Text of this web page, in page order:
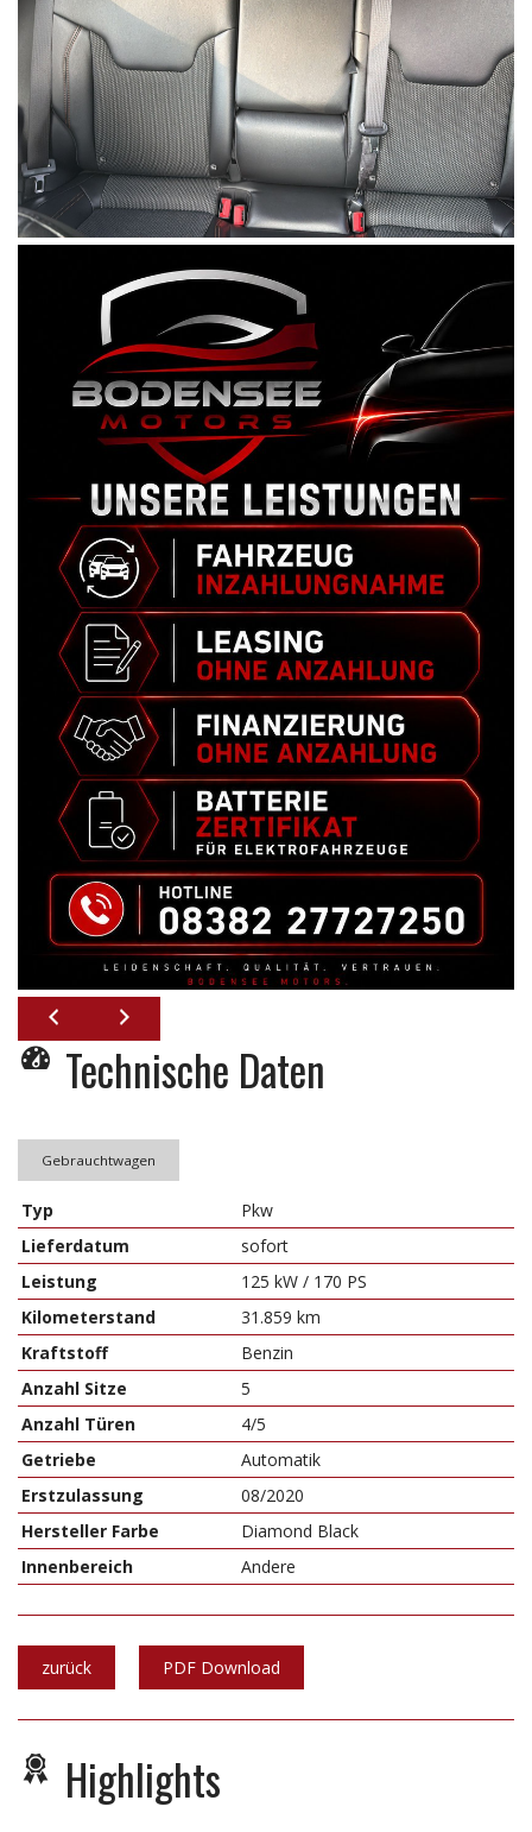
Technische Daten
Gebrauchtwagen
Typ
Pkw
Lieferdatum
sofort
Leistung
125 kW / 170 PS
Kilometerstand
31.859 km
Kraftstoff
Benzin
Anzahl Sitze
5
Anzahl Türen
4/5
Getriebe
Automatik
Erstzulassung
08/2020
Hersteller Farbe
Diamond Black
Innenbereich
Andere
zurück PDF Download
Highlights